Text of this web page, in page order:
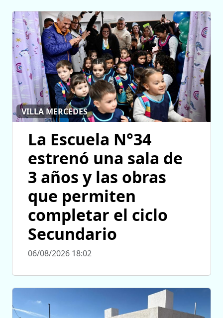
VILLA MERCEDES
La Escuela N°34
estrenó una sala de
3 años y las obras
que permiten
completar el ciclo
Secundario
06/08/2026 18:02